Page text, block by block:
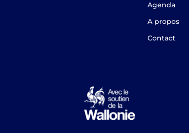
Agenda
A propos
Contact